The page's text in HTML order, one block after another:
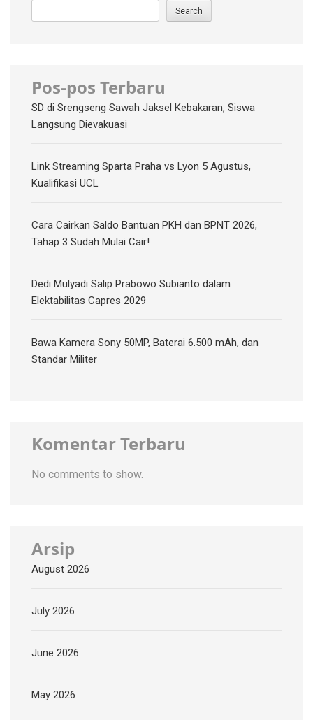
Search
Pos-pos Terbaru
SD di Srengseng Sawah Jaksel Kebakaran, Siswa
Langsung Dievakuasi
Link Streaming Sparta Praha vs Lyon 5 Agustus,
Kualifikasi UCL
Cara Cairkan Saldo Bantuan PKH dan BPNT 2026,
Tahap 3 Sudah Mulai Cair!
Dedi Mulyadi Salip Prabowo Subianto dalam
Elektabilitas Capres 2029
Bawa Kamera Sony 50MP, Baterai 6.500 mAh, dan
Standar Militer
Komentar Terbaru
No comments to show.
Arsip
August 2026
July 2026
June 2026
May 2026